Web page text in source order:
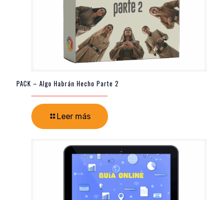
PACK – Algo Habrán Hecho Parte 2
Leer más